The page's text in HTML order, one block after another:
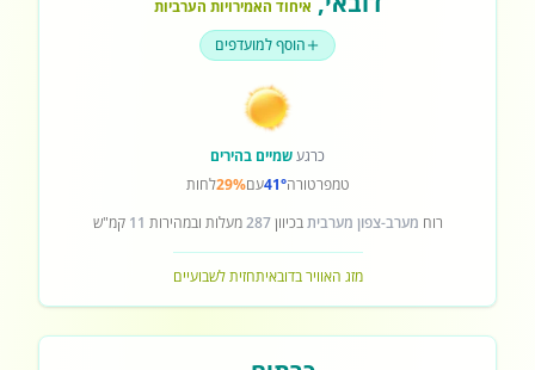
איחוד האמירויות הערביות
הוסף למועדפים
כרגעשמיים בהירים
טמפרטורה41°עם29%לחות
רוח מערב-צפון מערביתבכיוון287מעלות ובמהירות 11 קמ"ש
מזג האוויר בדובאיתחזית לשבועיים